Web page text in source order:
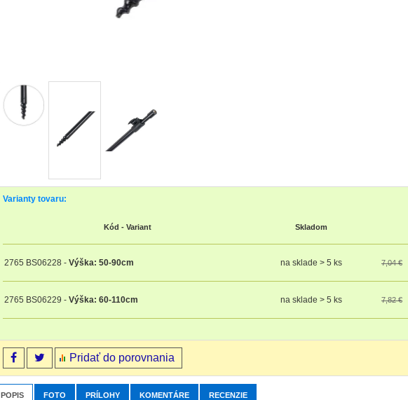
Varianty tovaru:
Kód - Variant Skladom
2765 BS06228 - Výška: 50-90cm na sklade > 5 ks 7,04 €
2765 BS06229 - Výška: 60-110cm na sklade > 5 ks 7,82 €
Pridať do porovnania
POPIS FOTO PRÍLOHY KOMENTÁRE RECENZIE